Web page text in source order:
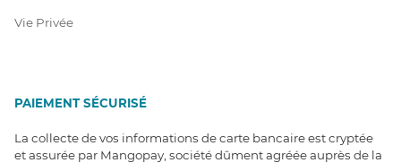
Vie Privée
PAIEMENT SÉCURISÉ
La collecte de vos informations de carte bancaire est cryptée
et assurée par Mangopay, société dûment agréée auprès de la